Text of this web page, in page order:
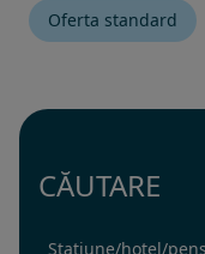
Oferta standard
CĂUTARE